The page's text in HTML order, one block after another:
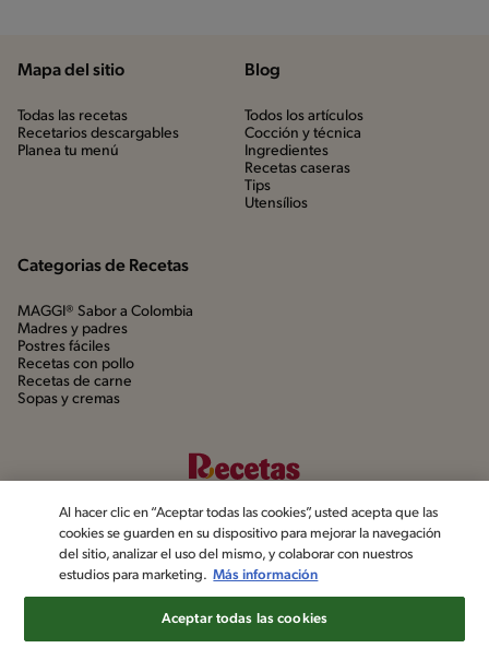
Mapa del sitio
Todas las recetas
Recetarios descargables
Planea tu menú
Blog
Todos los artículos
Cocción y técnica
Ingredientes
Recetas caseras
Tips
Utensílios
Categorias de Recetas
MAGGI® Sabor a Colombia
Madres y padres
Postres fáciles
Recetas con pollo
Recetas de carne
Sopas y cremas
©2022, Nestlé. Marcas registradas por Société dels Produits Nestlé,
S.A. Vevey (Suiza)
Al hacer clic en “Aceptar todas las cookies”, usted acepta que las
cookies se guarden en su dispositivo para mejorar la navegación
del sitio, analizar el uso del mismo, y colaborar con nuestros
estudios para marketing. Más información
Aceptar todas las cookies